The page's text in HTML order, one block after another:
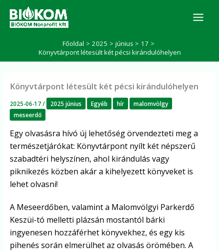
content
Főoldal 2025 június
17
Könyvtárpont létesült két pécsi kirándulóhelyen
Könyvtárpont létesült két pécsi kirándulóhelyen
2025-06-17/ 2025 június Egyéb hír
malomvölgy
meseerdő
Egy olvasásra hívó új lehetőség örvendezteti meg a
természetjárókat: Könyvtárpont nyílt két népszerű
szabadtéri helyszínen, ahol kirándulás vagy
piknikezés közben akár a kihelyezett könyveket is
lehet olvasni!
A Meseerdőben, valamint a Malomvölgyi Parkerdő
Keszüi-tó melletti plázsán mostantól bárki
ingyenesen hozzáférhet könyvekhez, és egy kis
pihenés során elmerülhet az olvasás örömében. A
e
r
s